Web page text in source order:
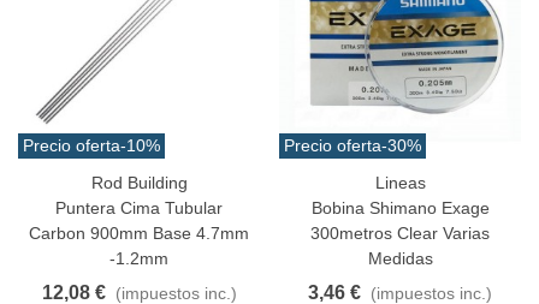
Precio oferta-10%
Rod Building
Puntera Cima Tubular
Carbon 900mm Base 4.7mm
-1.2mm
12,08 € (impuestos inc.)
Precio oferta-30%
Lineas
Bobina Shimano Exage
300metros Clear Varias
Medidas
3,46 € (impuestos inc.)